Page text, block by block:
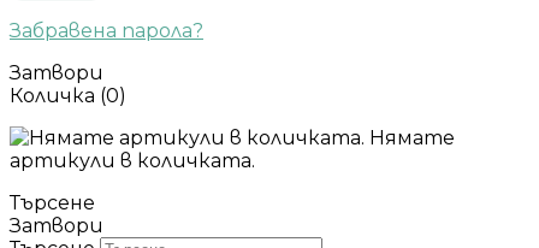
Забравена парола?
Затвори
Количка (0)
Нямате
артикули в количката.
Търсене
Затвори